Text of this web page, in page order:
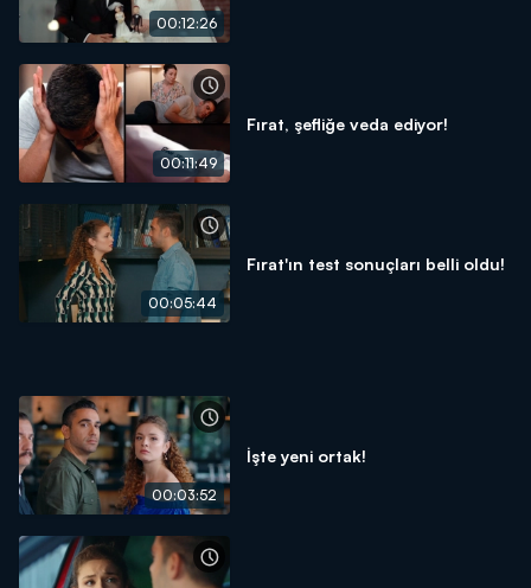
00:12:26
00:11:49
Fırat, şefliğe veda ediyor!
00:05:44
Fırat'ın test sonuçları belli oldu!
00:03:52
İşte yeni ortak!